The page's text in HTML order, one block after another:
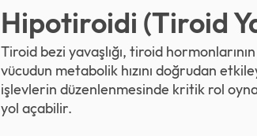
Hipotiroidi (Tiroid
Tiroid bezi yavaşlığı, tiroid
vücudun metabolik hızını doğrudan
işlevlerin düzenlenmesinde kritik rol
yol açabilir.